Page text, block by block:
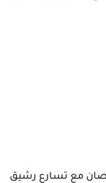
2014 مزودة بواحد من محركين أربعة سلندر؛ بقوة 182 حصان أو 260 حصان مع تسارع رشيق